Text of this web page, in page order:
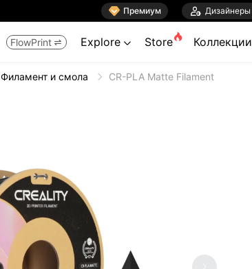
 Премиум  Дизайнеры
FlowPrint  Explore  Store Коллекции
Филамент и смола CR-PLA Matte Filament